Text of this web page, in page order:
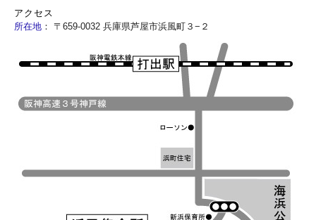
アクセス
所在地 ： 〒659-0032 兵庫県芦屋市浜風町３−２